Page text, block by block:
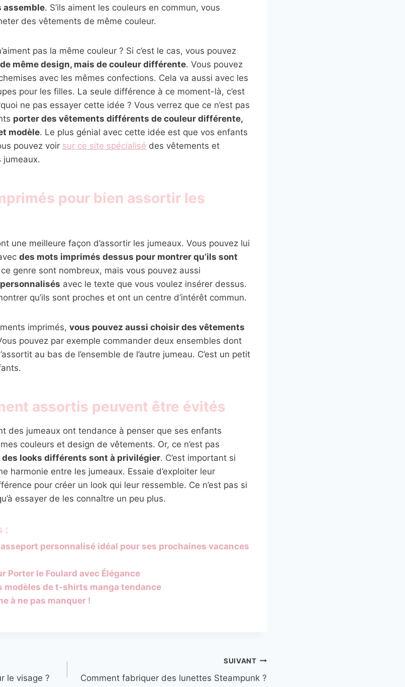
assemble. S’ils aiment les couleurs en commun, vous
des vêtements de même couleur.
pas la même couleur ? Si c’est le cas, vous pouvez
même design, mais de couleur différente. Vous pouvez
avec les mêmes confections. Cela va aussi avec les
pour les filles. La seule différence à ce moment-là, c’est
ne pas essayer cette idée ? Vous verrez que ce n’est pas
porter des vêtements différents de couleur différente,
modèle. Le plus génial avec cette idée est que vos enfants
pouvez voir sur ce site spécialisé des vêtements et
jumeaux.
pour bien assortir les
une meilleure façon d’assortir les jumeaux. Vous pouvez lui
des mots imprimés dessus pour montrer qu’ils sont
genre sont nombreux, mais vous pouvez aussi
avec le texte que vous voulez insérer dessus.
qu’ils sont proches et ont un centre d’intérêt commun.
imprimés, vous pouvez aussi choisir des vêtements
pouvez par exemple commander deux ensembles dont
au bas de l’ensemble de l’autre jumeau. C’est un petit
assortis peuvent être évités
des jumeaux ont tendance à penser que ses enfants
couleurs et design de vêtements. Or, ce n’est pas
des looks différents sont à privilégier. C’est important si
harmonie entre les jumeaux. Essaie d’exploiter leur
pour créer un look qui leur ressemble. Ce n’est pas si
essayer de les connaître un peu plus.
:
personnalisé idéal pour ses prochaines vacances
Porter le Foulard avec Élégance
modèles de t-shirts manga tendance
à ne pas manquer !
le visage ?
SUIVANT
Comment fabriquer des lunettes Steampunk ?